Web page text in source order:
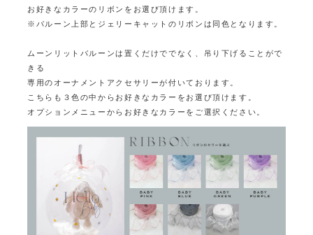
お好きなカラーのリボンをお選び頂けます。
※バルーン上部とジェリーキャットのリボンは同色となります。
ムーンリットバルーンは置くだけででなく、吊り下げることがで
きる
専用のオーナメントアクセサリーが付いております。
こちらも３色の中からお好きなカラーをお選び頂けます。
オプションメニューからお好きなカラーをご選択ください。